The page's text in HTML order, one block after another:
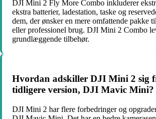
DJI Mini 2 Fly More Combo inkluderer
ekstra batterier, ladestation, taske og
dem, der ønsker en mere omfattende pakke
eller professionel brug. DJI Mini 2 Combo
grundlæggende tilbehør.
Hvordan adskiller DJI Mini 2 sig
tidligere version, DJI Mavic Mini?
DJI Mini 2 har flere forbedringer og